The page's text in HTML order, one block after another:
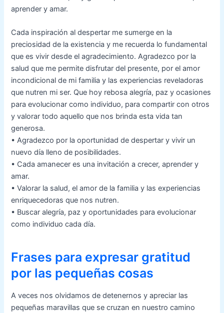
aprender y amar.
Cada inspiración al despertar me sumerge en la
preciosidad de la existencia y me recuerda lo fundamental
que es vivir desde el agradecimiento. Agradezco por la
salud que me permite disfrutar del presente, por el amor
incondicional de mi familia y las experiencias reveladoras
que nutren mi ser. Que hoy rebosa alegría, paz y ocasiones
para evolucionar como individuo, para compartir con otros
y valorar todo aquello que nos brinda esta vida tan
generosa.
• Agradezco por la oportunidad de despertar y vivir un
nuevo día lleno de posibilidades.
• Cada amanecer es una invitación a crecer, aprender y
amar.
• Valorar la salud, el amor de la familia y las experiencias
enriquecedoras que nos nutren.
• Buscar alegría, paz y oportunidades para evolucionar
como individuo cada día.
Frases para expresar gratitud
por las pequeñas cosas
A veces nos olvidamos de detenernos y apreciar las
pequeñas maravillas que se cruzan en nuestro camino